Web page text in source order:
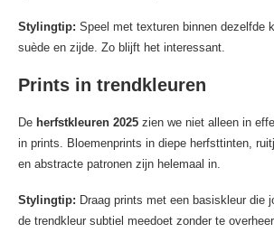
Stylingtip: Speel met texturen binnen dezelfde
suède en zijde. Zo blijft het interessant.
Prints in trendkleuren
De herfstkleuren 2025 zien we niet alleen in
in prints. Bloemenprints in diepe herfsttinten,
en abstracte patronen zijn helemaal in.
Stylingtip: Draag prints met een basiskleur die
de trendkleur subtiel meedoet zonder te